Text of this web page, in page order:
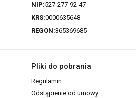
NIP:527-277-92-47
KRS:0000635648
REGON:365369685
Pliki do pobrania
Regulamin
Odstąpienie od umowy